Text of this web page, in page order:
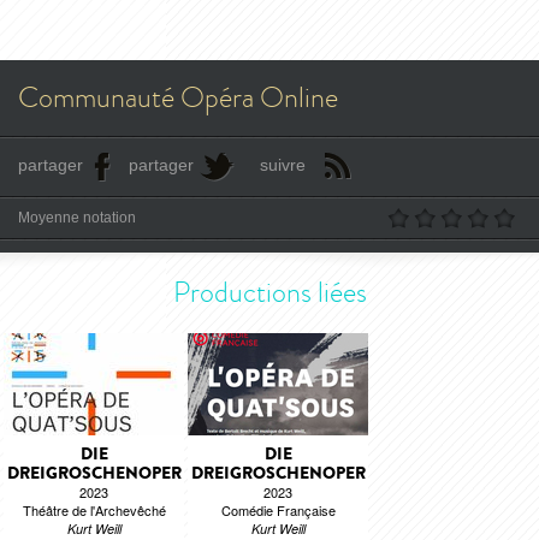
Communauté Opéra Online
partager partager suivre
Moyenne notation
Productions liées
DIE
DREIGROSCHENOPER
2023
Théâtre de l'Archevêché
Kurt Weill
DIE
DREIGROSCHENOPER
2023
Comédie Française
Kurt Weill